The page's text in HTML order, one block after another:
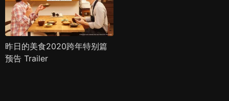
昨日的美食2020跨年特别篇
预告 Trailer